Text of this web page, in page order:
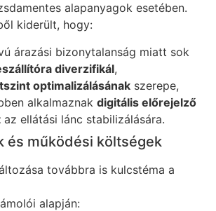
alapanyagok esetében.
kiderült, hogy:
árazási bizonytalanság miatt sok
diverzifikál,
optimalizálásának szerepe,
alkalmaznak digitális előrejelző
az ellátási lánc stabilizálására.
és működési költségek
továbbra is kulcstéma a
alapján: